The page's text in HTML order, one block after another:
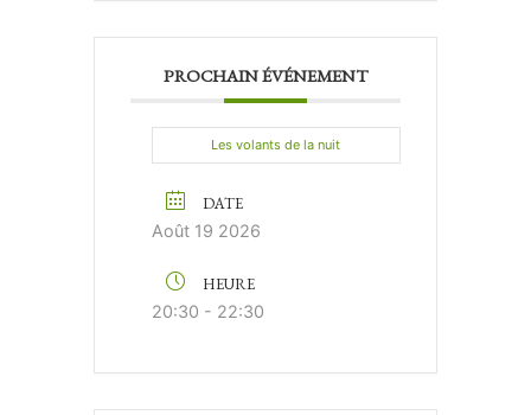
PROCHAIN ÉVÉNEMENT
Les volants de la nuit
DATE
Août 19 2026
HEURE
20:30 - 22:30